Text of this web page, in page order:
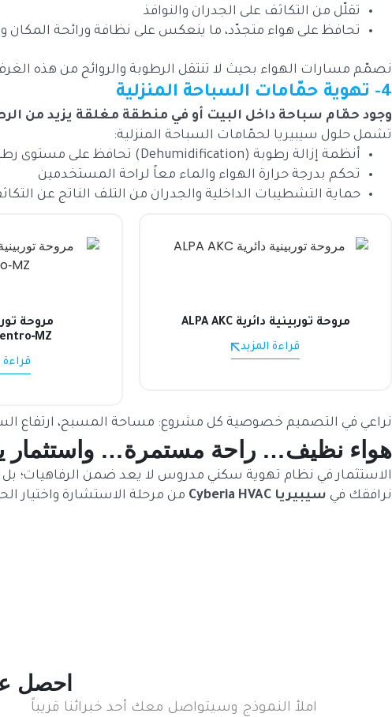
تقلّل من التكاثف على الجدران والنوافذ
تحافظ على هواء متجدّد، ما ينعكس على نظافة ورائحة المكان
نصمّم مسارات الهواء بحيث لا تنتقل الرطوبة والروائح من هذه
4- تهوية حمّامات السباحة المنزلية
وجود حمّام سباحة داخل البيت أو في منطقة مغلقة يزيد من
تشمل حلول سيبيريا لحمّامات السباحة المنزلية:
أنظمة إزالة رطوبة (Dehumidification) تحافظ على مستوى رطوبة آمن ومريح
تحكم بدرجة حرارة الهواء والماء معاً لراحة المستخدمين
حماية التشطيبات الداخلية والجدران من التلف الناتج عن
مروحة توربينية دائرية ALPA AKC
قراءة المزيد
مروحة
قراءة
نراعي في التصميم خصوصية كل مشروع: مساحة المسبح، ارتفاع
هواء نظيف… راحة مستمرة… واستثمار
الاستثمار في نظام تهوية سكني مدروس لا يعد ضمن الرفاهيات؛ بل
نرافقك في سيبيريا Cyberia HVAC من مرحلة الاستشارة واختيار
احصل
املأ النموذج وسيتواصل معك أحد خبرائنا قريباً